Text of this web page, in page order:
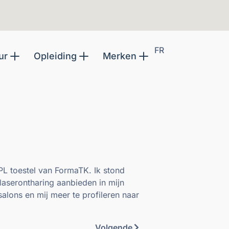
Opleiding Merken
FR
toestel van FormaTK. Ik stond
aanbieden in mijn
en mij meer te profileren naar